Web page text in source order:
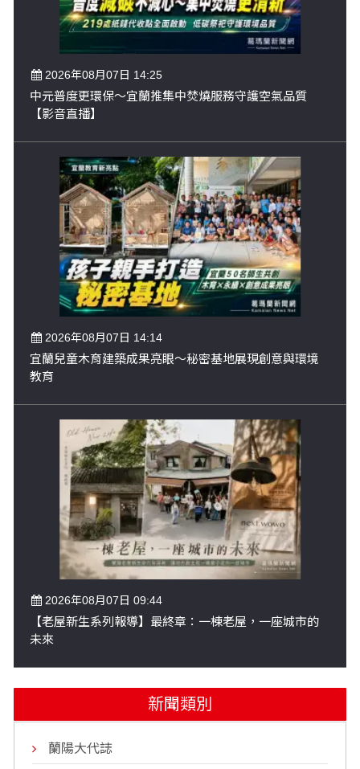
2026年08月07日 14:25
中元普度更環保～宜蘭推集中焚燒服務守護空氣品質
【影音直播】
2026年08月07日 14:14
宜蘭兒童木育建築成果亮眼～秘密基地展現創意與環境
教育
2026年08月07日 09:44
【老屋新生系列報導】最終章：一棟老屋，一座城市的
未來
新聞類別
蘭陽大代誌